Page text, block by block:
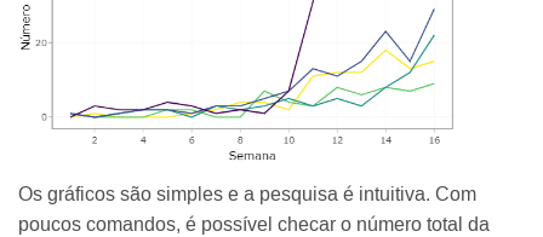
Os gráficos são simples e a pesquisa é intuitiva. Com
poucos comandos, é possível checar o número total da